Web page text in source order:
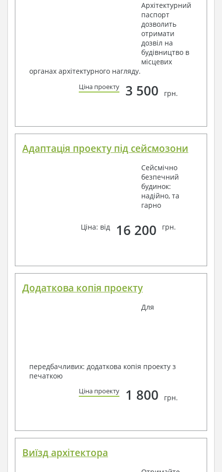
Архітектурний
паспорт
дозволить
отримати
дозвіл на
будівництво в
місцевих
органах архітектурного нагляду.
Ціна проекту 3 500 грн.
Адаптація проекту під сейсмозони
Сейсмічно
безпечний
будинок:
надійно, та
гарно
Ціна: від 16 200 грн.
Додаткова копія проекту
Для
передбачливих: додаткова копія проекту з
печаткою
Ціна проекту 1 800 грн.
Виїзд архітектора